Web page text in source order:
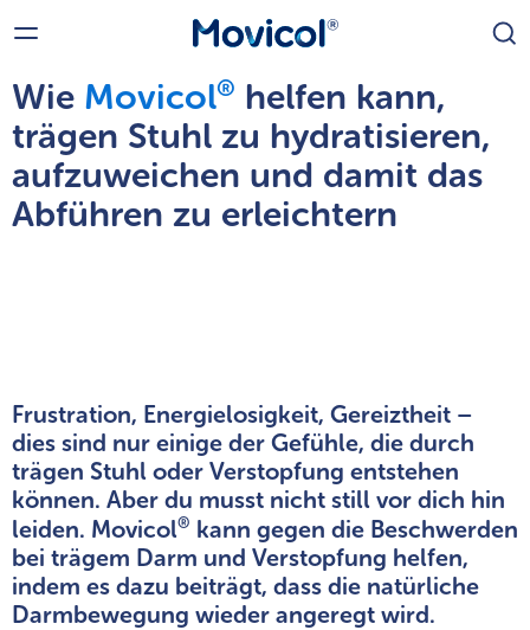
Zurück
Wie Movicol® helfen kann,
trägen Stuhl zu hydratisieren,
aufzuweichen und damit das
Abführen zu erleichtern
Frustration, Energielosigkeit, Gereiztheit –
dies sind nur einige der Gefühle, die durch
trägen Stuhl oder Verstopfung entstehen
können. Aber du musst nicht still vor dich hin
leiden. Movicol® kann gegen die Beschwerden
bei trägem Darm und Verstopfung helfen,
indem es dazu beiträgt, dass die natürliche
Darmbewegung wieder angeregt wird.